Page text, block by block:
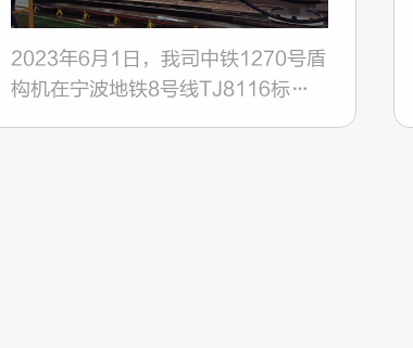
2023年6月1日，我司中铁1270号盾
构机在宁波地铁8号线TJ8116标工